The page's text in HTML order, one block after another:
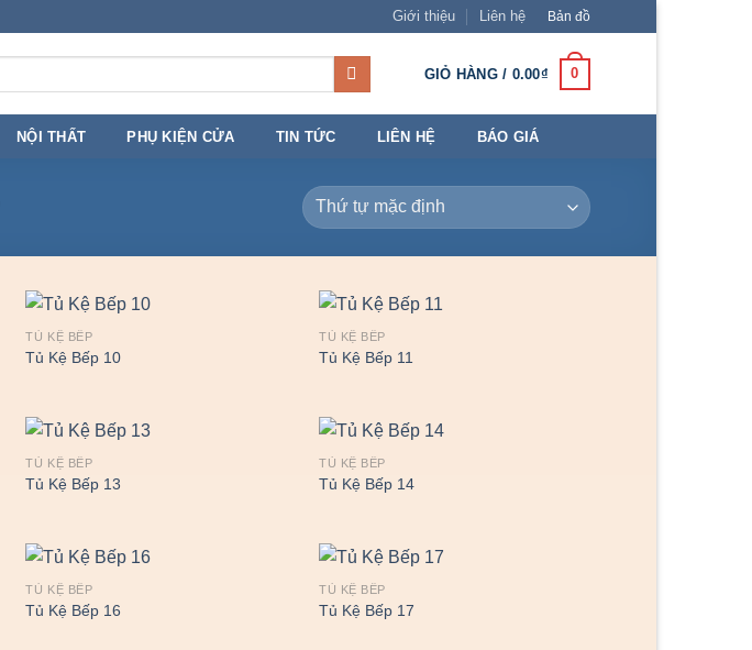
Giới thiệu Liên hệ Bản đồ
GIỎ HÀNG / 0.00₫ 0
NỘI THẤT PHỤ KIỆN CỬA TIN TỨC LIÊN HỆ BÁO GIÁ
TỦ KỆ BẾP
Tủ Kệ Bếp 10
TỦ KỆ BẾP
Tủ Kệ Bếp 11
TỦ KỆ BẾP
Tủ Kệ Bếp 13
TỦ KỆ BẾP
Tủ Kệ Bếp 14
TỦ KỆ BẾP
Tủ Kệ Bếp 16
TỦ KỆ BẾP
Tủ Kệ Bếp 17